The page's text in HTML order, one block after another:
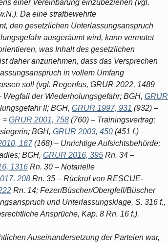
einer Vereinbarung einzubeziehen (vgl.
Da eine strafbewehrte
den gesetzlichen Unterlassungsanspruch
ausgeräumt wird, kann vermutet
was Inhalt des gesetzlichen
daher anzunehmen, dass das Versprechen
in vollem Umfang
soll (vgl. Regenfus, GRUR 2022, 1489
Wegfall der Wiederholungsgefahr; BGH, GRUR
II; BGH, GRUR 1997, 931 (932) –
= GRUR 2001, 758 (760) – Trainingsvertrag;
BGH, GRUR 2003, 450 (451 f.) –
167(168) – Unrichtige Aufsichtsbehörde;
BGH, GRUR 2016, 395 Rn. 34 –
1316 Rn. 30 – Notarielle
208 Rn. 35 – Rückruf von RESCUE-
Rn. 14; Fezer/Büscher/Obergfell/Büscher
und Unterlassungsklage, S. 316 f.,
Ansprüche, Kap. 8 Rn. 16 f.).
Auseinandersetzung der Parteien war,